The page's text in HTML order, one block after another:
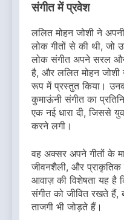
संगीत में प्रवेश
ललित मोहन जोशी ने
लोक गीतों से की थी,
लोक संगीत अपने सरल और
है, और ललित मोहन
रूप में प्रस्तुत किया।
कुमाऊंनी संगीत का
एक नई धारा दी, जिससे
करने लगी।
वह अक्सर अपने गीतों के
जीवनशैली, और प्राकृतिक
आवाज़ की विशेषता यह है
संगीत को जीवित रखते
ताजगी भी जोड़ते हैं।